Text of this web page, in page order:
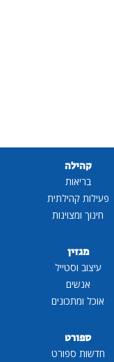
קהילה
בריאות
פעילות קהילתית
חינוך ומצוינות
מגזין
עיצוב וסטייל
אנשים
אוכל ומתכונים
ספורט
חדשות ספורט